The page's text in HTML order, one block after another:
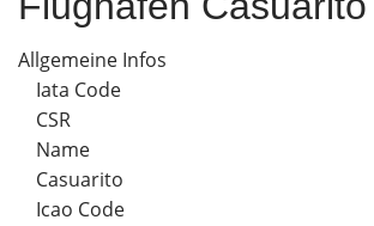
Allgemeine Infos
Iata Code
CSR
Name
Casuarito
Icao Code